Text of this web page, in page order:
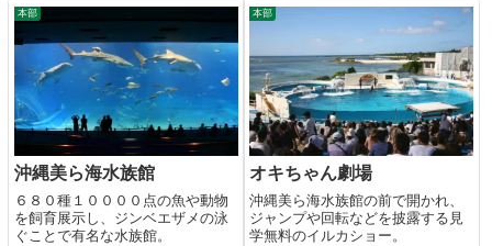
本部
沖縄美ら海水族館
６８０種１００００点の魚や動物
を飼育展示し、ジンベエザメの泳
ぐことで有名な水族館。
本部
オキちゃん劇場
沖縄美ら海水族館の前で開かれ、
ジャンプや回転などを披露する見
学無料のイルカショー。